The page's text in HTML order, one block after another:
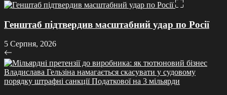
Генштаб підтвердив масштабний удар по Росії
5 Серпня, 2026